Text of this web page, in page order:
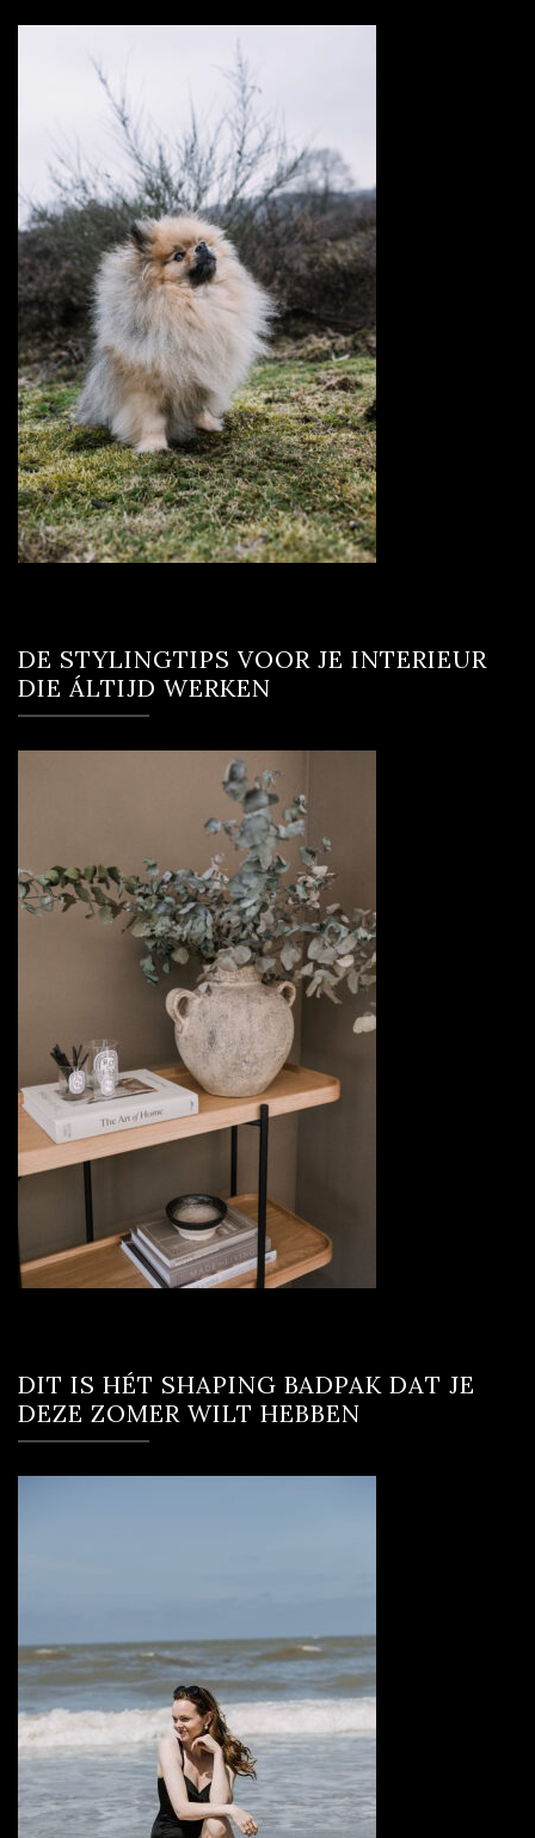
DE STYLINGTIPS VOOR JE INTERIEUR
DIE ÁLTIJD WERKEN
DIT IS HÉT SHAPING BADPAK DAT JE
DEZE ZOMER WILT HEBBEN